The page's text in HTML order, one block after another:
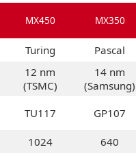
MX450 MX350
Turing Pascal
12 nm
(TSMC)
14 nm
(Samsung)
TU117 GP107
1024 640